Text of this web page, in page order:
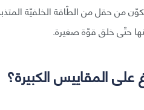
من حقل من الطّاقة الخلفيّة
حتّى خلق قوّة صغيرة.
على المقاييس الكبيرة؟